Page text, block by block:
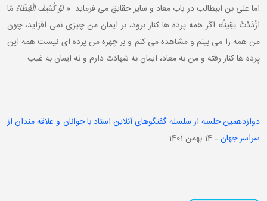
اما علی بن ابیطالب در باب معاد و سایر حقایق می فرماید: « لَوْ كُشِفَ الْغِطَاءُمَا
ازْدَدْتُ يَقِيناً» اگر همه پرده ها کنار برود، بر ایمان من چیزی نمی افزاید، چون
من همه را می بینم و مشاهده می کنم و بر چهره من پرده ای نیست همه این
پرده ها کنار رفته و من به معاد، ایمان به شهادت دارم و نه ایمان به غیب.
دوازدهمین جلسه از سلسله گفتگوهای آنلاین استاد با جوانان و علاقه مندان از
سراسر جهانـ 14 بهمن 1401